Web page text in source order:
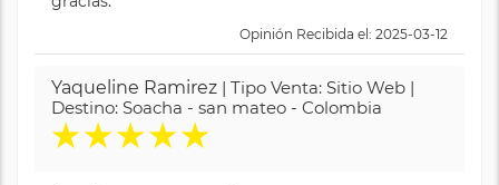
Opinión Recibida el: 2025-03-12
Yaqueline Ramirez | Tipo Venta: Sitio Web |
Destino: Soacha - san mateo - Colombia
★★★★★